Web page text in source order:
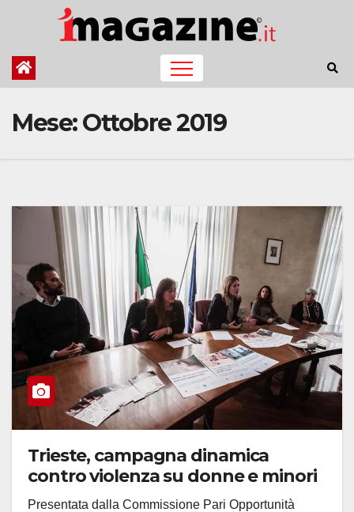
Mese:Ottobre 2019
Trieste, campagna dinamica
contro violenza su donne e minori
Presentata dalla Commissione Pari Opportunità